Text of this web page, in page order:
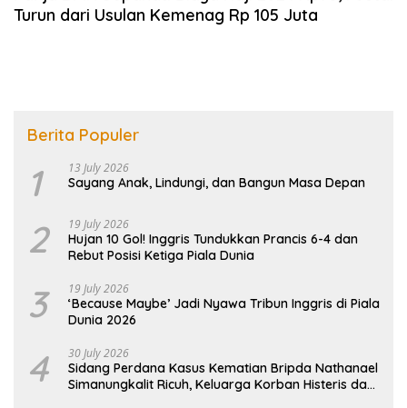
Turun dari Usulan Kemenag Rp 105 Juta
Berita Populer
1 13 July 2026
Sayang Anak, Lindungi, dan Bangun Masa Depan
2 19 July 2026
Hujan 10 Gol! Inggris Tundukkan Prancis 6-4 dan
Rebut Posisi Ketiga Piala Dunia
3 19 July 2026
‘Because Maybe’ Jadi Nyawa Tribun Inggris di Piala
Dunia 2026
4 30 July 2026
Sidang Perdana Kasus Kematian Bripda Nathanael
Simanungkalit Ricuh, Keluarga Korban Histeris dan